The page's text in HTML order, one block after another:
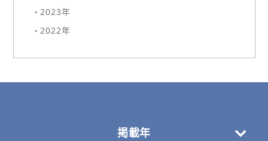
・2023年
・2022年
掲載年